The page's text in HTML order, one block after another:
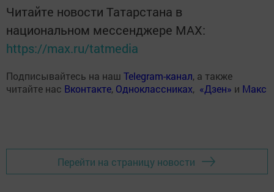
Читайте новости Татарстана в
национальном мессенджере MАХ:
https://max.ru/tatmedia
Подписывайтесь на наш Telegram-канал, а также
читайте нас Вконтакте, Одноклассниках, «Дзен» и Макс
Перейти на страницу новости